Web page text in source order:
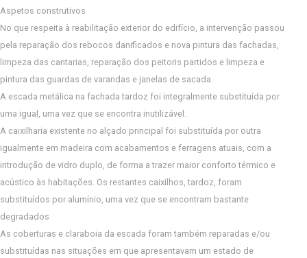
Aspetos construtivos
No que respeita à reabilitação exterior do edifício, a intervenção passou
pela reparação dos rebocos danificados e nova pintura das fachadas,
limpeza das cantarias, reparação dos peitoris partidos e limpeza e
pintura das guardas de varandas e janelas de sacada.
A escada metálica na fachada tardoz foi integralmente substituída por
uma igual, uma vez que se encontra inutilizável.
A caixilharia existente no alçado principal foi substituída por outra
igualmente em madeira com acabamentos e ferragens atuais, com a
introdução de vidro duplo, de forma a trazer maior conforto térmico e
acústico às habitações. Os restantes caixilhos, tardoz, foram
substituídos por alumínio, uma vez que se encontram bastante
degradados
As coberturas e claraboia da escada foram também reparadas e/ou
substituídas nas situações em que apresentavam um estado de